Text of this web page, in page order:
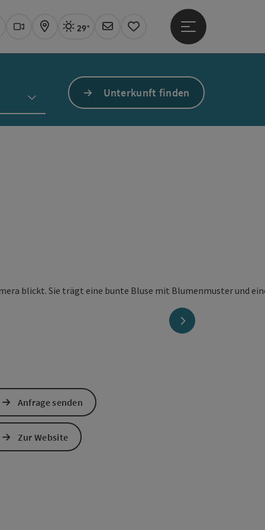
Webcams
KarteAktuelles Wetter Linz, sonnig
29°
Newsletter
Merkzettel
Hauptmenü öffnen
Unterkunft finden
nächstes Element
Anfrage senden
Zur Website